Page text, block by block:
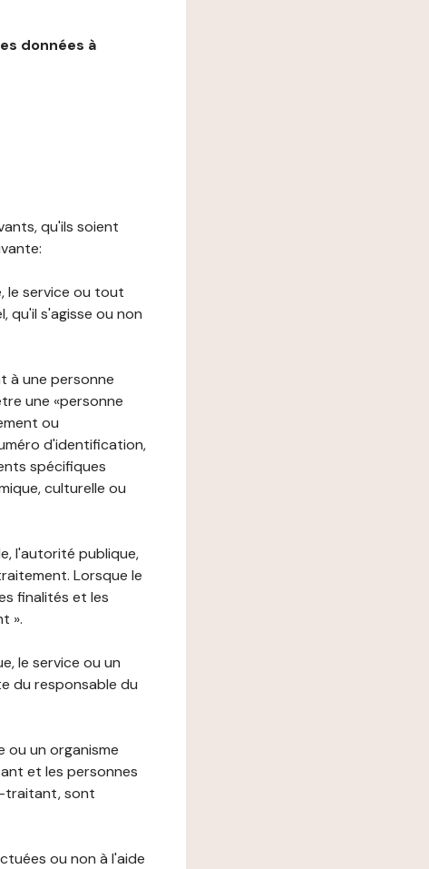
données à
qu'ils soient
le service ou tout
qu'il s'agisse ou non
à une personne
une «personne
ou
d'identification,
spécifiques
culturelle ou
l'autorité publique,
Lorsque le
finalités et les
».
le service ou un
du responsable du
ou un organisme
et les personnes
traitant, sont
ou non à l'aide